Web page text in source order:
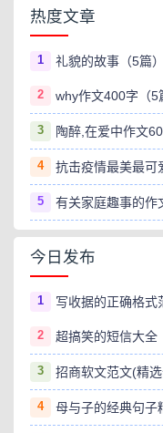
热度文章
1 礼貌的故事（5篇）
2 why作文400字（5
3 陶醉,在爱中作文
4 抗击疫情最美最可
5 有关家庭趣事的作
今日发布
1 写收据的正确格式
2 超搞笑的短信大全
3 招商软文范文(精
4 母与子的经典句子